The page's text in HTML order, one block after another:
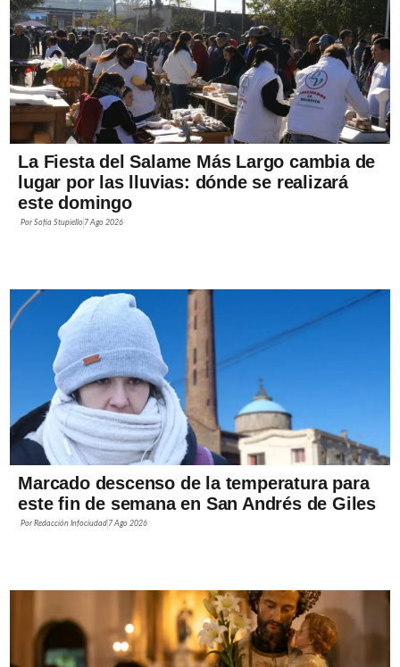
La Fiesta del Salame Más Largo cambia de
lugar por las lluvias: dónde se realizará
este domingo
PorSofía Stupiello 7 Ago 2026
Marcado descenso de la temperatura para
este fin de semana en San Andrés de Giles
PorRedacción Infociudad 7 Ago 2026